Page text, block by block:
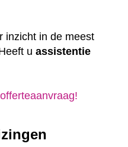
inzicht in de meest
u assistentie